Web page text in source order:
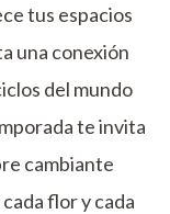
tus espacios
una conexión
del mundo
te invita
cambiante
flor y cada